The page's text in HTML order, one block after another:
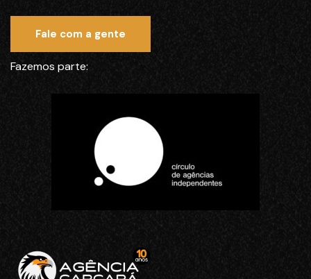
Fale com a gente
Fazemos parte: